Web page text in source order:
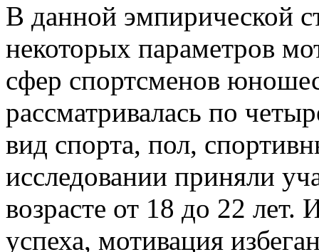
В данной эмпирической
некоторых параметров
сфер спортсменов
рассматривалась по
вид спорта, пол,
исследовании приняли
возрасте от 18 до 22
успеха, мотивация